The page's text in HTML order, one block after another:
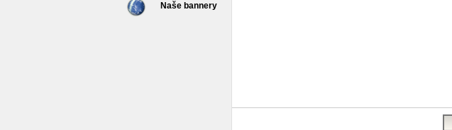
Naše bannery